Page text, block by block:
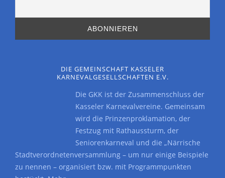
DIE GEMEINSCHAFT KASSELER
KARNEVALGESELLSCHAFTEN E.V.
Die GKK ist der Zusammenschluss der
Kasseler Karnevalvereine. Gemeinsam
wird die Prinzenproklamation, der
Festzug mit Rathaussturm, der
Seniorenkarneval und die „Närrische
Stadtverordnetenversammlung – um nur einige Beispiele
zu nennen – organisiert bzw. mit Programmpunkten